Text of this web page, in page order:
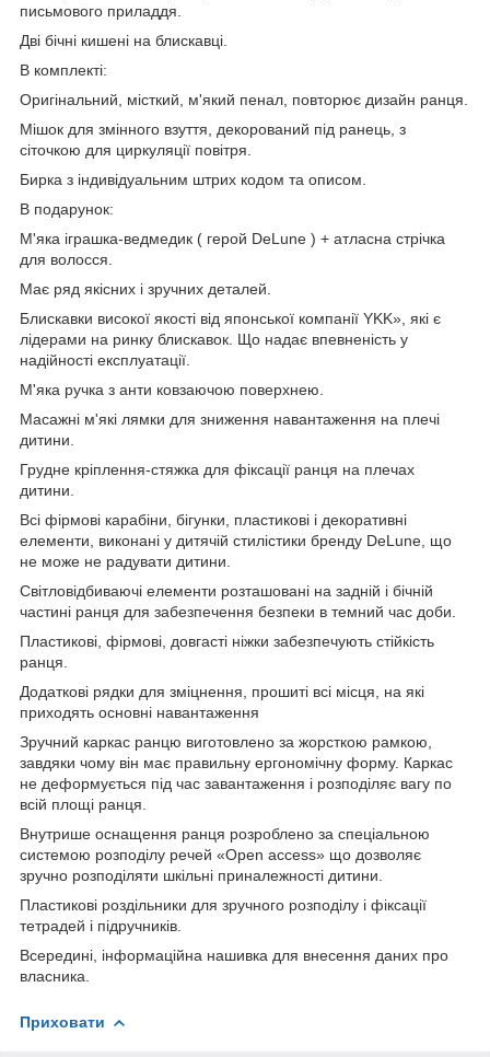
письмового приладдя.
Дві бічні кишені на блискавці.
В комплекті:
Оригінальний, місткий, м'який пенал, повторює дизайн ранця.
Мішок для змінного взуття, декорований під ранець, з
сіточкою для циркуляції повітря.
Бирка з індивідуальним штрих кодом та описом.
В подарунок:
М'яка іграшка-ведмедик ( герой DeLune ) + атласна стрічка
для волосся.
Має ряд якісних і зручних деталей.
Блискавки високої якості від японської компанії YKK», які є
лідерами на ринку блискавок. Що надає впевненість у
надійності експлуатації.
М'яка ручка з анти ковзаючою поверхнею.
Масажні м'які лямки для зниження навантаження на плечі
дитини.
Грудне кріплення-стяжка для фіксації ранця на плечах
дитини.
Всі фірмові карабіни, бігунки, пластикові і декоративні
елементи, виконані у дитячій стилістики бренду DeLune, що
не може не радувати дитини.
Світловідбиваючі елементи розташовані на задній і бічній
частині ранця для забезпечення безпеки в темний час доби.
Пластикові, фірмові, довгасті ніжки забезпечують стійкість
ранця.
Додаткові рядки для зміцнення, прошиті всі місця, на які
приходять основні навантаження
Зручний каркас ранцю виготовлено за жорсткою рамкою,
завдяки чому він має правильну ергономічну форму. Каркас
не деформується під час завантаження і розподіляє вагу по
всій площі ранця.
Внутрише оснащення ранця розроблено за спеціальною
системою розподілу речей «Open access» що дозволяє
зручно розподіляти шкільні приналежності дитини.
Пластикові роздільники для зручного розподілу і фіксації
тетрадей і підручників.
Всередині, інформаційна нашивка для внесення даних про
власника.
Приховати